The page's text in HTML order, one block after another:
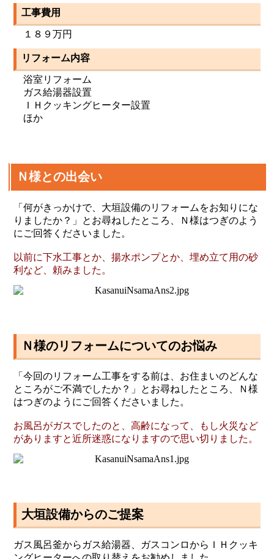
工事費用
１８９万円
リフォーム内容
浴室リフォーム
ガス給湯器設置
ＩＨクッキングヒーター設置
ほか
Ｎ様との出会い
「何がきっかけで、大垣設備のリフォームをお知りにな
りましたか？」とお尋ねしたところ、Ｎ様はつぎのよう
にご回答くださいました。
以前に下水工事とか、揚水ポンプとか、埋め立て用の砂
利など、頼みました。
Ｎ様のリフォームについてのお悩み
「今回のリフォーム工事をする前は、お住まいのどんな
ところがご不満でしたか？」とお尋ねしたところ、Ｎ様
はつぎのようにご回答くださいました。
お風呂がガスでしたのと、高齢になって、もし火災など
がありますと近所迷惑になりますので思い切りました。
大垣設備からのご提案
ガス風呂釜からガス給湯器、ガスコンロからＩＨクッキ